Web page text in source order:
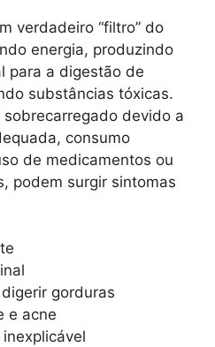
verdadeiro “filtro” do
energia, produzindo
para a digestão de
substâncias tóxicas.
devido a
consumo
de medicamentos ou
podem surgir sintomas
gorduras
e acne